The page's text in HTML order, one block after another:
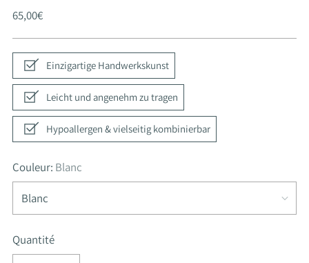
Prix
65,00€
Einzigartige Handwerkskunst
Leicht und angenehm zu tragen
Hypoallergen & vielseitig kombinierbar
Couleur: Blanc
Quantité